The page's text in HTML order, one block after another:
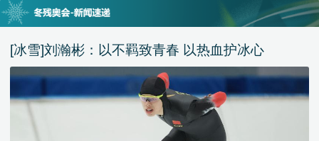
[冰雪]刘瀚彬：以不羁致青春 以热血护冰心